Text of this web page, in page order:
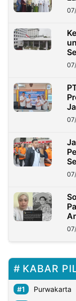
KABAR
Purwakarta